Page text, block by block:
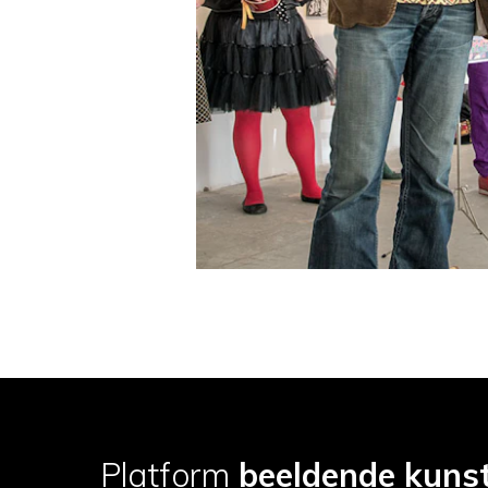
Platform beeldende